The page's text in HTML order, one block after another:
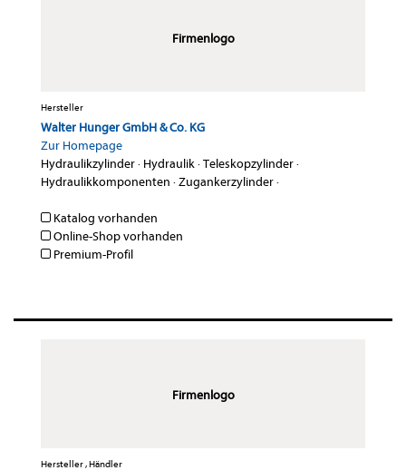
Firmenlogo
Hersteller
Walter Hunger GmbH & Co. KG
Zur Homepage
Hydraulikzylinder· Hydraulik·Teleskopzylinder·
Hydraulikkomponenten ·Zugankerzylinder·
Katalog vorhanden
Online-Shop vorhanden
Premium-Profil
Firmenlogo
Hersteller , Händler